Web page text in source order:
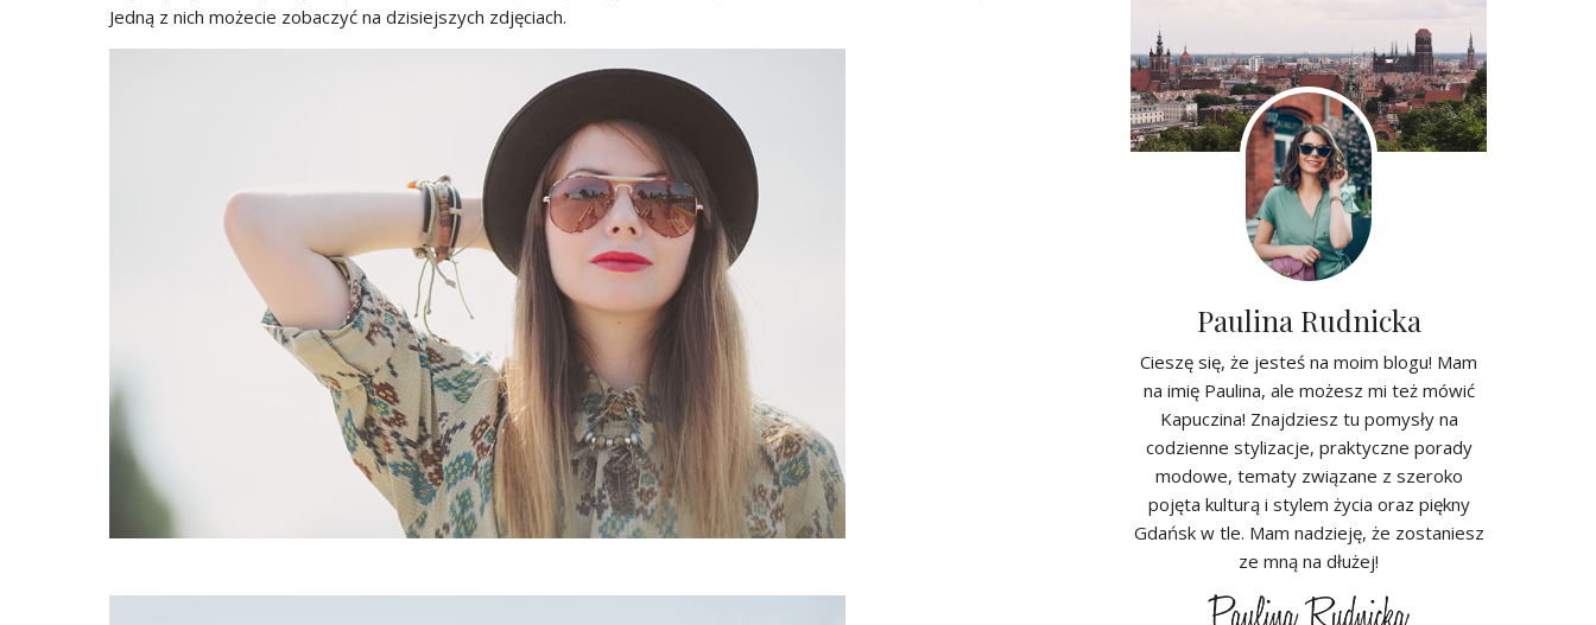
Jedną z nich możecie zobaczyć na dzisiejszych zdjęciach.
Paulina Rudnicka
Cieszę się, że jesteś na moim blogu! Mam
na imię Paulina, ale możesz mi też mówić
Kapuczina! Znajdziesz tu pomysły na
codzienne stylizacje, praktyczne porady
modowe, tematy związane z szeroko
pojęta kulturą i stylem życia oraz piękny
Gdańsk w tle. Mam nadzieję, że zostaniesz
ze mną na dłużej!